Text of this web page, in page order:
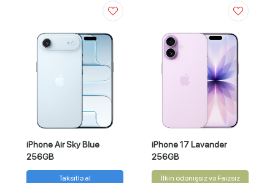
iPhone Air Sky Blue
256GB
Taksitlə al
iPhone 17 Lavander
256GB
İlkin ödənişsiz və Faizsiz